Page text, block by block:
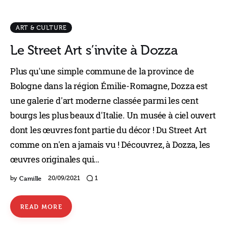
ART & CULTURE
Le Street Art s’invite à Dozza
Plus qu'une simple commune de la province de
Bologne dans la région Émilie-Romagne, Dozza est
une galerie d'art moderne classée parmi les cent
bourgs les plus beaux d'Italie. Un musée à ciel ouvert
dont les œuvres font partie du décor ! Du Street Art
comme on n'en a jamais vu ! Découvrez, à Dozza, les
œuvres originales qui…
by Camille 20/09/2021 1
READ MORE